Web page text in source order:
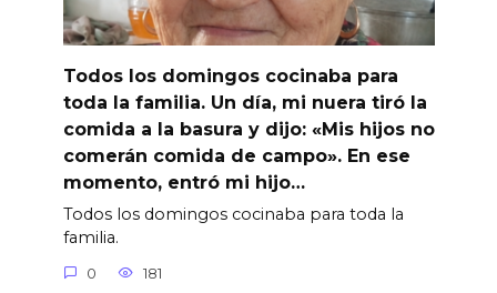
Todos los domingos cocinaba para
toda la familia. Un día, mi nuera tiró la
comida a la basura y dijo: «Mis hijos no
comerán comida de campo». En ese
momento, entró mi hijo…
Todos los domingos cocinaba para toda la
familia.
0 181